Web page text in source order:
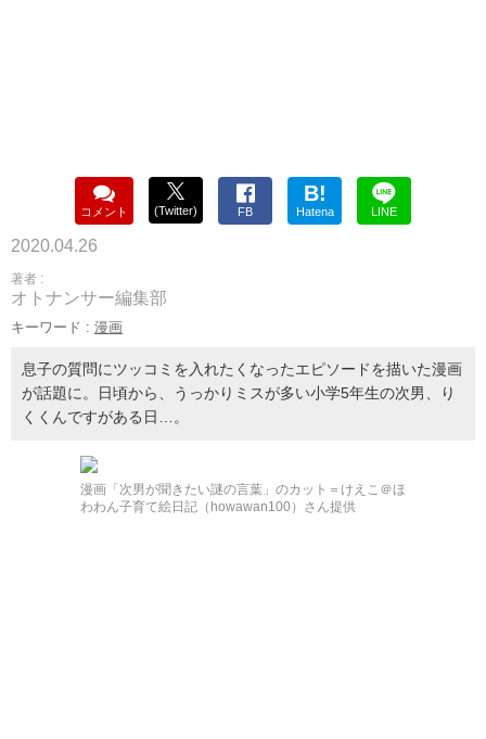
コメント (Twitter) FB
B!
Hatena LINE
2020.04.26
著者 :
オトナンサー編集部
キーワード : 漫画
息子の質問にツッコミを入れたくなったエピソードを描いた漫画
が話題に。日頃から、うっかりミスが多い小学5年生の次男、り
くくんですがある日…。
漫画「次男が聞きたい謎の言葉」のカット＝けえこ＠ほ
わわん子育て絵日記（howawan100）さん提供